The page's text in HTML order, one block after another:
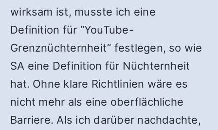
wirksam ist, musste ich eine
Definition für “YouTube-
Grenznüchternheit” festlegen, so wie
SA eine Definition für Nüchternheit
hat. Ohne klare Richtlinien wäre es
nicht mehr als eine oberflächliche
Barriere. Als ich darüber nachdachte,